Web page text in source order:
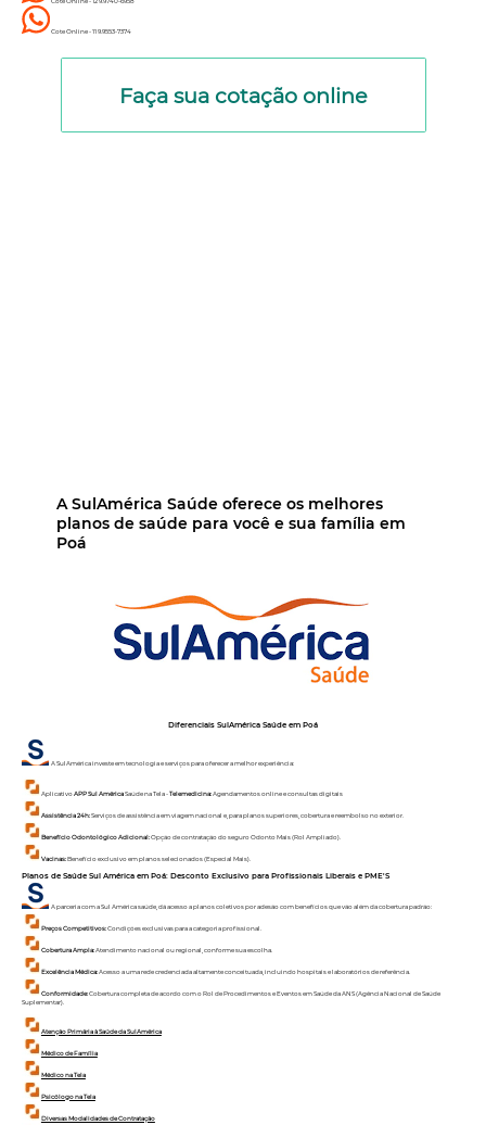
Faça sua cotação online
Cote Online - 12 9.9740-6958
Cote Online - 11 9.9553-7374
Diferenciais SulAmérica Saúde em Poá
A SulAmérica investe em tecnologia e serviços para oferecer a melhor experiência:
AplicativoAPP Sul AméricaSaúde na Tela -Telemedicina:Agendamentos online e consultas digitais
Assistência 24h:Serviços de assistência em viagem nacional e, para planos superiores, cobertura e reembolso no exterior.
Benefício Odontológico Adicional:Opção de contratação do seguro Odonto Mais (Rol Ampliado).
Vacinas:Benefício exclusivo em planos selecionados (Especial Mais).
Planos de Saúde Sul América em Poá: Desconto Exclusivo para Profissionais Liberais e PME'S
A parceria com a Sul América saúde, dá acesso a planos coletivos por adesão com benefícios que vão além da cobertura padrão:
Preços Competitivos:Condições exclusivas para a categoria profissional.
Cobertura Ampla:Atendimento nacional ou regional, conforme sua escolha.
Excelência Médica:Acesso a uma rede credenciada altamente conceituada, incluindo hospitais e laboratórios de referência.
Conformidade:Cobertura completa de acordo com o Rol de Procedimentos e Eventos em Saúde da ANS (Agência Nacional de Saúde
Suplementar).
Atenção Primária à Saúde da SulAmérica
Médico de Família
Médico na Tela
Psicólogo na Tela
Diversas Modalidades de Contratação
A SulAmérica Saúde oferece os melhores
planos de saúde para você e sua família em
Poá